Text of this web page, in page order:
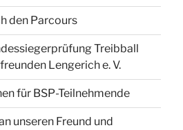
den Parcours
Treibball
Lengerich e. V.
für BSP-Teilnehmende
unseren Freund und